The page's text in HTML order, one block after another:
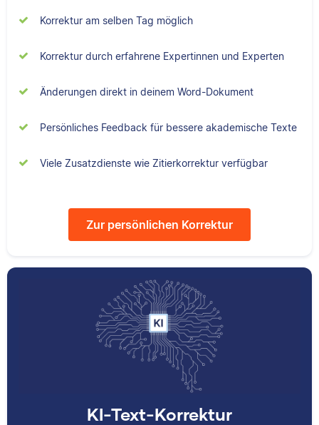
Geologie und
An ihrer Tätigkeit für
besonders, dass sie
Wissenschaft
nachgehen kann.
und
Filmwissenschaften
Lektor am liebsten
Korrektur am selben Tag möglich
Korrektur durch erfahrene Expertinnen und Experten
Änderungen direkt in deinem Word-Dokument
Persönliches Feedback für bessere akademische Texte
Viele Zusatzdienste wie Zitierkorrektur verfügbar
Zur persönlichen Korrektur
KI-Text-Korrektur